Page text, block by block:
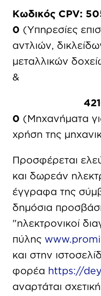
Κωδικός CPV:
0 (Υπηρεσίες
αντλιών,
μεταλλικών
&
0 (Μηχανήματα
χρήση της
Προσφέρεται
και δωρεάν
έγγραφα της
δημόσια
"ηλεκτρονικοί
πύλης
και στην
φορέα https://
αναρτάται